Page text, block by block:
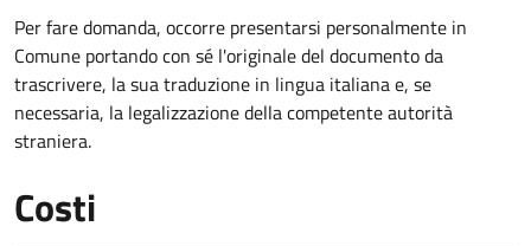
Per fare domanda, occorre presentarsi personalmente in
Comune portando con sé l'originale del documento da
trascrivere, la sua traduzione in lingua italiana e, se
necessaria, la legalizzazione della competente autorità
straniera.
Costi